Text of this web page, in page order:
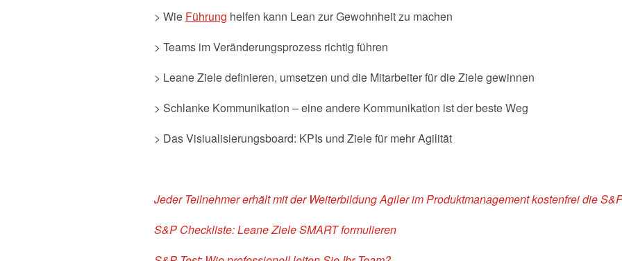
> Wie Führung helfen kann Lean zur Gewohnheit zu machen
> Teams im Veränderungsprozess richtig führen
> Leane Ziele definieren, umsetzen und die Mitarbeiter für die Ziele gewinnen
> Schlanke Kommunikation – eine andere Kommunikation ist der beste Weg
> Das Visiualisierungsboard: KPIs und Ziele für mehr Agilität
Jeder Teilnehmer erhält mit der Weiterbildung Agiler im Produktmanagement kostenfrei die
S&P Checkliste: Leane Ziele SMART formulieren